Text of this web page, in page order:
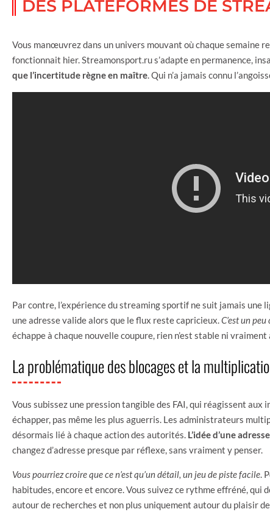
DES PLATEFORMES DE
Vous manœuvrez dans un univers mouvant où chaque semaine
fonctionnait hier. Streamonsport.ru s’adapte en permanence,
que l’incertitude règne en maître. Qui n’a jamais connu
Par contre, l’expérience du streaming sportif ne suit jamais une
une adresse valide alors que le flux reste capricieux.C’est un
échappe à chaque nouvelle coupure, rien n’est stable ni vraiment
La problématique des blocages et la
Vous subissez une pression tangible des FAI, qui réagissent
échapper, pas même les plus aguerris. Les administrateurs
désormais lié à chaque action des autorités. L’idée d’une
changez d’adresse presque par réflexe, sans vraiment y penser.
Vous pourriez croire que ce n’est qu’un détail, un jeu de piste facile.
habitudes, encore et encore. Vous suivez ce rythme effréné,
autour de recherches et non plus uniquement autour du plaisir